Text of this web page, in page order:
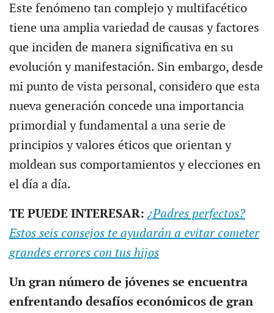
Este fenómeno tan complejo y multifacético
tiene una amplia variedad de causas y factores
que inciden de manera significativa en su
evolución y manifestación. Sin embargo, desde
mi punto de vista personal, considero que esta
nueva generación concede una importancia
primordial y fundamental a una serie de
principios y valores éticos que orientan y
moldean sus comportamientos y elecciones en
el día a día.
TE PUEDE INTERESAR: ¿Padres perfectos?
Estos seis consejos te ayudarán a evitar cometer
grandes errores con tus hijos
Un gran número de jóvenes se encuentra
enfrentando desafíos económicos de gran